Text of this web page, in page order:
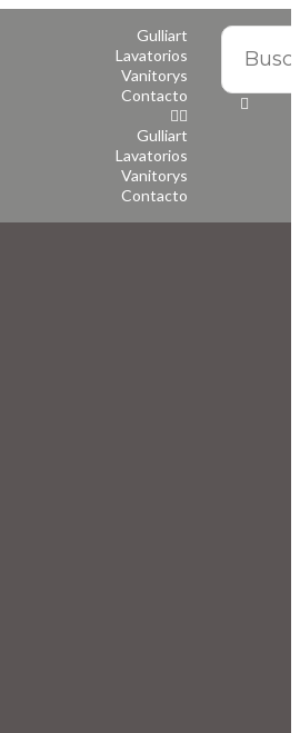
Gulliart
Lavatorios
Vanitorys
Contacto
Gulliart
Lavatorios
Vanitorys
Contacto